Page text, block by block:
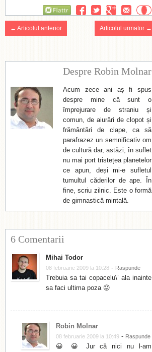
← Articolul anterior Articolul urmator →
Despre Robin Molnar
Acum zece ani aș fi spus
despre mine că sunt o
împrejurare de straniu și
comun, de aiurări de clopot și
frământări de clape, ca să
parafrazez un semnificativ om
de cultură dar, astăzi, în suflet
nu mai port tristețea planetelor
ce apun, deși mi-e sufletul
tumultul căderilor de ape. În
fine, scriu zilnic. Este o formă
de gimnastică mintală.
6 Comentarii
Mihai Todor
08 februarie 2009 la 10:28 - Raspunde
Trebuia sa tai copacelu\’ ala inainte
sa faci ultima poza 😛
Robin Molnar
08 februarie 2009 la 10:49 - Raspunde
😀 😀 Jur că nici nu l-am